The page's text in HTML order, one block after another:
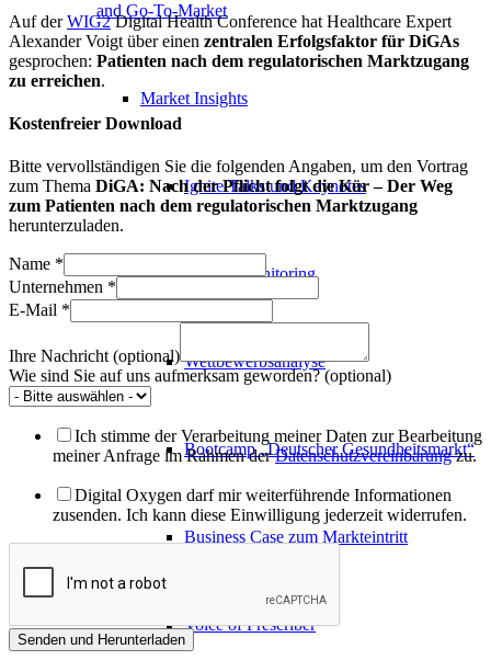
and Go-To-Market
Market Insights
Ignite Talks und Keynotes
Market Monitoring
Wettbewerbsanalyse
Bootcamp „Deutscher Gesundheitsmarkt“
Business Case zum Markteintritt
Voice of Prescriber
Auf derWIG2Digital Health Conference hat Healthcare Expert
Alexander Voigt über einen zentralen Erfolgsfaktor für DiGAs
gesprochen: Patienten nach dem regulatorischen Marktzugang
zu erreichen.
Kostenfreier Download
Bitte vervollständigen Sie die folgenden Angaben, um den Vortrag
zum Thema DiGA: Nach der Pflicht folgt die Kür – Der Weg
zum Patienten nach dem regulatorischen Marktzugang
herunterzuladen.
Name *
Unternehmen *
E-Mail *
Ihre Nachricht (optional)
Wie sind Sie auf uns aufmerksam geworden? (optional)
Ich stimme der Verarbeitung meiner Daten zur Bearbeitung
meiner Anfrage im Rahmen derDatenschutzvereinbarungzu.
Digital Oxygen darf mir weiterführende Informationen
zusenden. Ich kann diese Einwilligung jederzeit widerrufen.
Senden und Herunterladen